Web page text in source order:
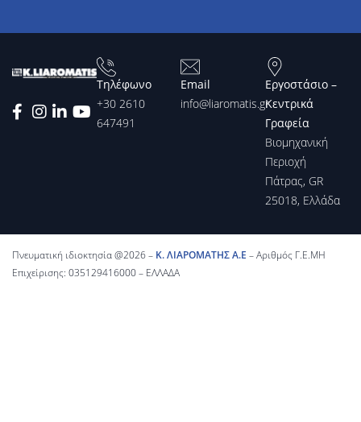
Τηλέφωνο
+30 2610
647491
Email
info@liaromatis.gr
Εργοστάσιο –
Κεντρικά
Γραφεία
Βιομηχανική
Περιοχή
Πάτρας, GR
25018, Ελλάδα
Πνευματική ιδιοκτησία @2026 – Κ. ΛΙΑΡΟΜΑΤΗΣ Α.Ε – Αριθμός Γ.Ε.ΜΗ
Επιχείρισης: 035129416000 – ΕΛΛΑΔΑ